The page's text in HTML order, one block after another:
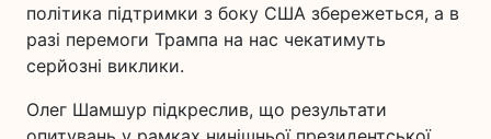
політика підтримки з боку США збережеться, а в
разі перемоги Трампа на нас чекатимуть
серйозні виклики.
Олег Шамшур підкреслив, що результати